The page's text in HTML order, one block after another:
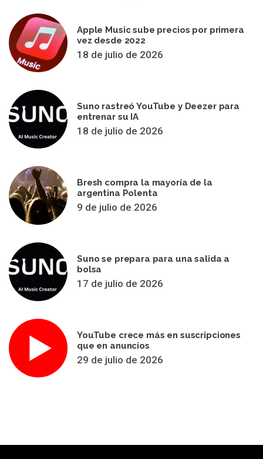
Apple Music sube precios por primera
vez desde 2022
18 de julio de 2026
Suno rastreó YouTube y Deezer para
entrenar su IA
18 de julio de 2026
Bresh compra la mayoría de la
argentina Polenta
9 de julio de 2026
Suno se prepara para una salida a
bolsa
17 de julio de 2026
YouTube crece más en suscripciones
que en anuncios
29 de julio de 2026